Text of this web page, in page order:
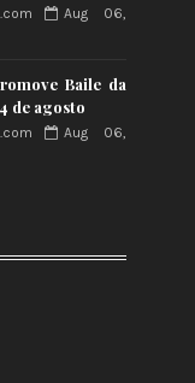
Aug 06,
Baile da
de agosto
Aug 06,